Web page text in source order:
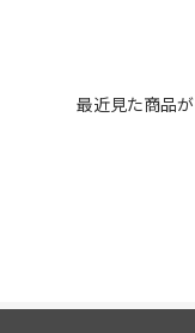
最近見た商品が